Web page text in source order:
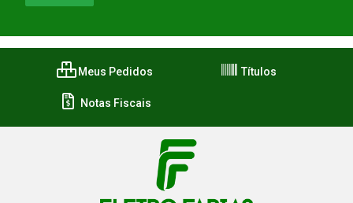
Meus Pedidos Títulos
Notas Fiscais